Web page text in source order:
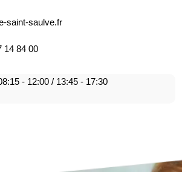
saint-saulve.fr
14 84 00
- 12:00 / 13:45 - 17:30